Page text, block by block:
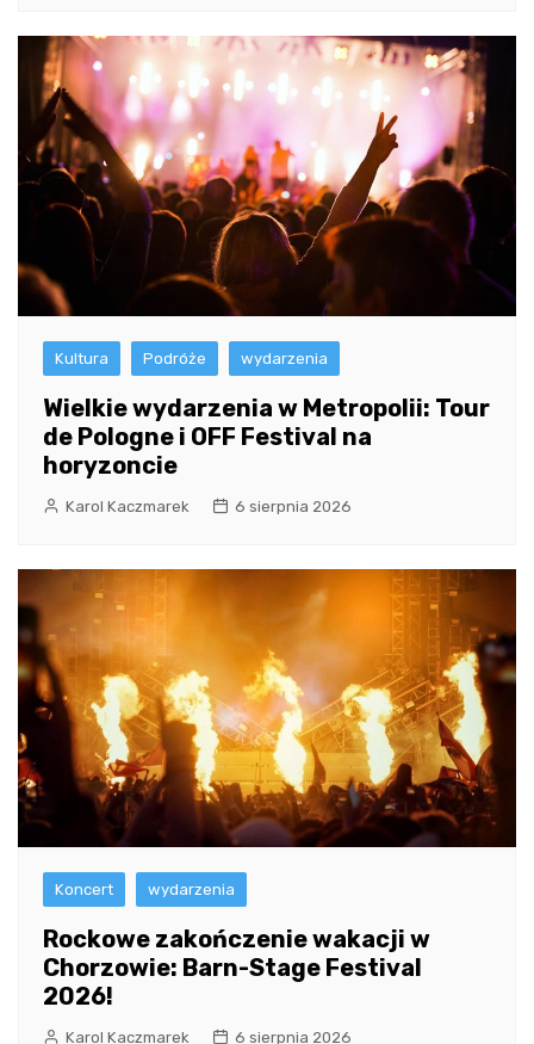
Kultura Podróże wydarzenia
Wielkie wydarzenia w Metropolii: Tour
de Pologne i OFF Festival na
horyzoncie
Karol Kaczmarek 6 sierpnia 2026
Koncert wydarzenia
Rockowe zakończenie wakacji w
Chorzowie: Barn-Stage Festival
2026!
Karol Kaczmarek 6 sierpnia 2026